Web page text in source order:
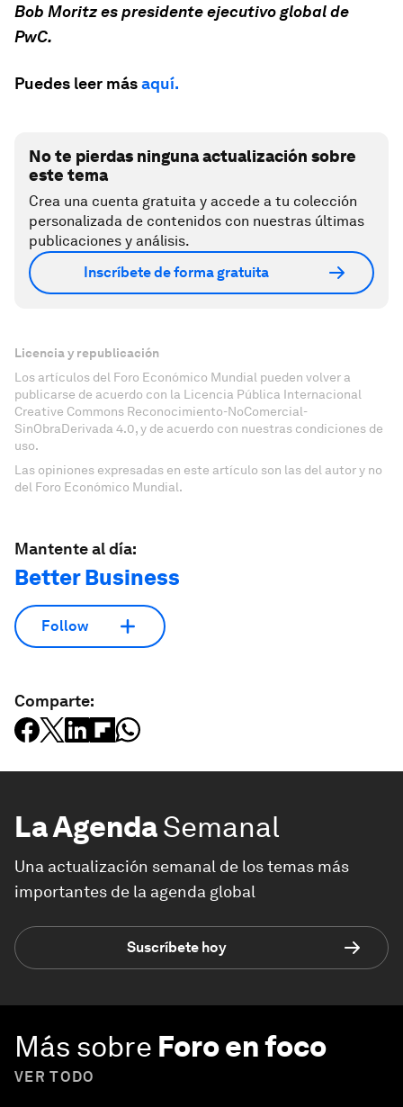
Bob Moritz es presidente ejecutivo global de
PwC.
Puedes leer másaquí.
No te pierdas ninguna actualización sobre
este tema
Crea una cuenta gratuita y accede a tu colección
personalizada de contenidos con nuestras últimas
publicaciones y análisis.
Inscríbete de forma gratuita
Licencia y republicación
Los artículos del Foro Económico Mundial pueden volver a
publicarse de acuerdo con la Licencia Pública Internacional
Creative Commons Reconocimiento-NoComercial-
SinObraDerivada 4.0, y de acuerdo con nuestras condiciones de
uso.
Las opiniones expresadas en este artículo son las del autor y no
del Foro Económico Mundial.
Mantente al día:
Better Business
Follow
Comparte:
La AgendaSemanal
Una actualización semanal de los temas más
importantes de la agenda global
Suscríbete hoy
Más sobre Foro en foco
VER TODO